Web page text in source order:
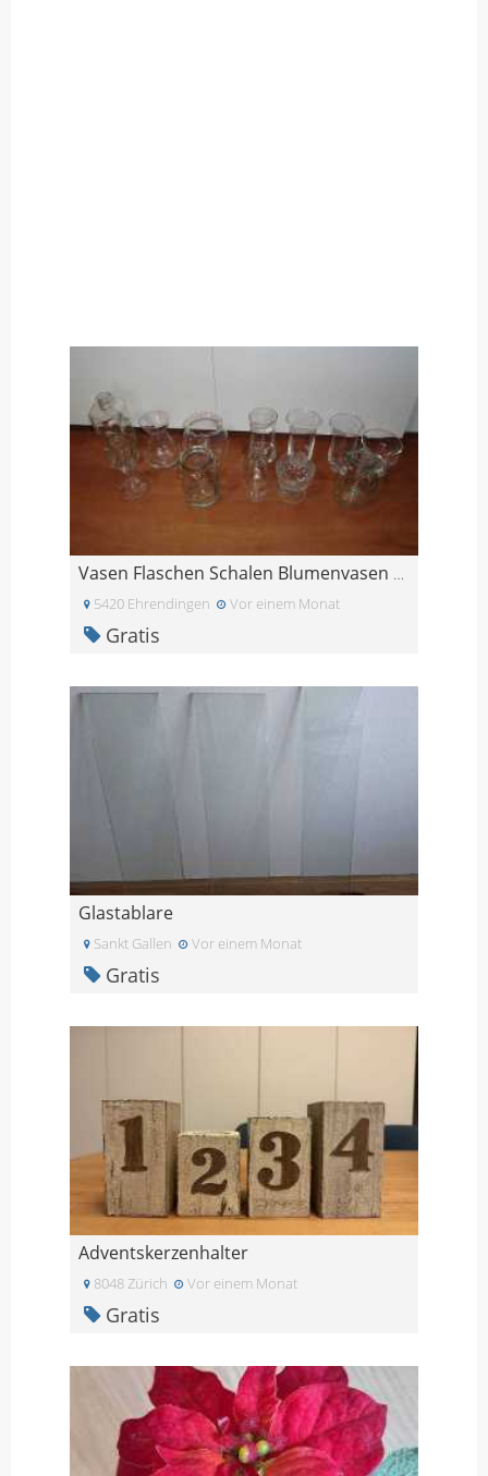
Vasen Flaschen Schalen Blumenvasen aus Glas
5420 Ehrendingen Vor einem Monat
Gratis
Glastablare
Sankt Gallen Vor einem Monat
Gratis
Adventskerzenhalter
8048 Zürich Vor einem Monat
Gratis